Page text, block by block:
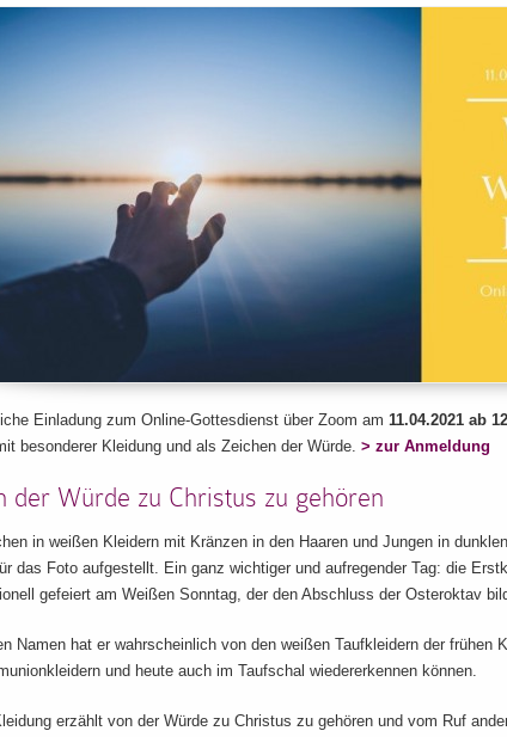
Einladung zum Online-Gottesdienst über Zoom am 11.04.2021 ab
besonderer Kleidung und als Zeichen der Würde. > zur Anmeldung
der Würde zu Christus zu gehören
in weißen Kleidern mit Kränzen in den Haaren und Jungen in
das Foto aufgestellt. Ein ganz wichtiger und aufregender Tag: die
gefeiert am Weißen Sonntag, der den Abschluss der Osteroktav
Namen hat er wahrscheinlich von den weißen Taufkleidern der frühen
und heute auch im Taufschal wiedererkennen können.
erzählt von der Würde zu Christus zu gehören und vom Ruf